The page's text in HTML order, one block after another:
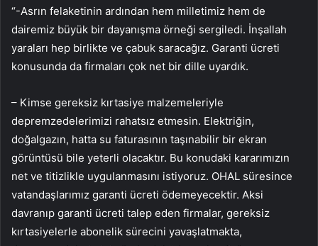
“-Asrın felaketinin ardından hem milletimiz hem de
dairemiz büyük bir dayanışma örneği sergiledi. İnşallah
yaraları hep birlikte ve çabuk saracağız. Garanti ücreti
konusunda da firmaları çok net bir dille uyardık.
– Kimse gereksiz kırtasiye malzemeleriyle
depremzedelerimizi rahatsız etmesin. Elektriğin,
doğalgazın, hatta su faturasının taşınabilir bir ekran
görüntüsü bile yeterli olacaktır. Bu konudaki kararımızın
net ve titizlikle uygulanmasını istiyoruz. OHAL süresince
vatandaşlarımız garanti ücreti ödemeyecektir. Aksi
davranıp garanti ücreti talep eden firmalar, gereksiz
kırtasiyelerle abonelik sürecini yavaşlatmakta,